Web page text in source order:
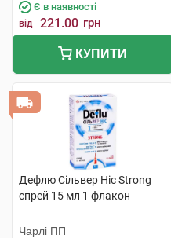
Є в наявності
від 221.00 грн
КУПИТИ
Дефлю Сільвер Ніс Strong
спрей 15 мл 1 флакон
Чарлі ПП